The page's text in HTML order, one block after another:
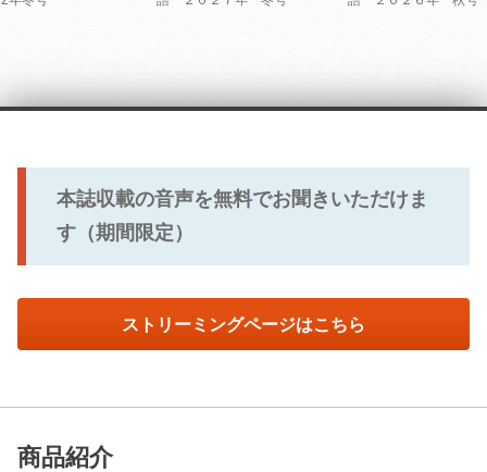
本誌収載の音声を無料でお聞きいただけま
す（期間限定）
ストリーミングページはこちら
商品紹介